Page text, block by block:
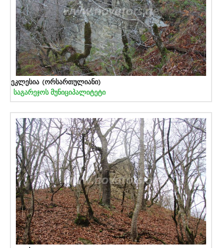
ეკლესია (ორსართულიანი)
საგარეჯოს მუნიციპალიტეტი